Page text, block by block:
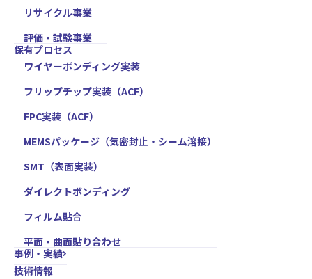
リサイクル事業
評価・試験事業
保有プロセス
ワイヤーボンディング実装
フリップチップ実装（ACF）
FPC実装（ACF）
MEMSパッケージ（気密封止・シーム溶接）
SMT（表面実装）
ダイレクトボンディング
フィルム貼合
平面・曲面貼り合わせ
事例・実績
技術情報